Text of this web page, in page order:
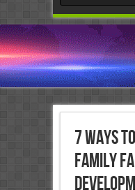
7 ways
family